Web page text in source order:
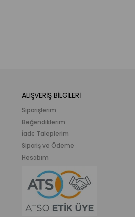
ALIŞVERİŞ BİLGİLERİ
Siparişlerim
Beğendiklerim
İade Taleplerim
Sipariş ve Ödeme
Hesabım